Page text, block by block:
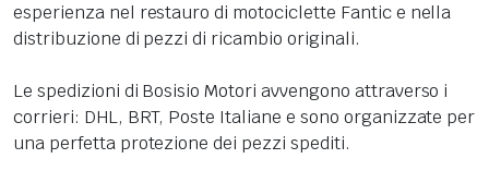
esperienza nel restauro di motociclette Fantic e nella
distribuzione di pezzi di ricambio originali.
Le spedizioni di Bosisio Motori avvengono attraverso i
corrieri: DHL, BRT, Poste Italiane e sono organizzate per
una perfetta protezione dei pezzi spediti.